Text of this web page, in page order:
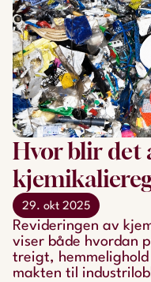
Hvor blir det
29. okt 2025
Revideringen av
viser både hvordan
treigt,
makten til